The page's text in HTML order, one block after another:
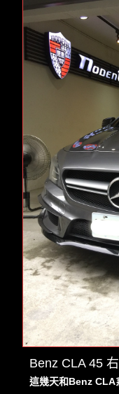
Benz CLA 45
這幾天和Benz CLA